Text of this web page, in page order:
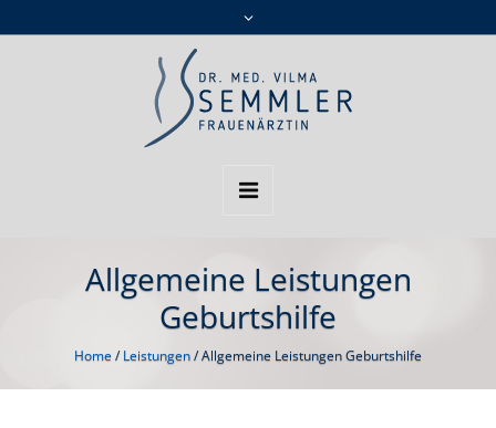
Allgemeine Leistungen
Geburtshilfe
Home/Leistungen/Allgemeine Leistungen Geburtshilfe